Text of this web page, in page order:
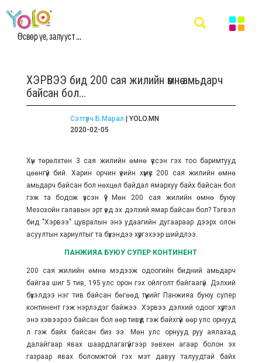
Өсвөр үе, залууст ...
ХЭРВЭЭ бид 200 сая жилийн өмнө амьдарч
байсан бол...
Сэтгүүлч Б.Марал | YOLO.MN
2020-02-05
Хүн төрөлхтөн 3 сая жилийн өмнө үүссэн гэх тоо баримтууд
цөөнгүй бий. Харин орчин үеийн хүмүүс 200 сая жилийн өмнө
амьдарч байсан бол нөхцөл байдал ямархуу байх байсан бол
гэж та бодож үзсэн үү? Мөн 200 сая жилийн өмнө буюу
Мезозойн галавын эрт үед эх дэлхий ямар байсан бол? Тэгвэл
бид "Хэрвээ" цувралын энэ удаагийн дугаараар дээрх олон
асуултын хариултыг та бүхэндээ хүргэхээр шийдлээ.
ПАНЖИЯА БУЮУ СУПЕР КОНТИНЕНТ
200 сая жилийн өмнө мэдээж одоогийн бидний амьдарч
байгаа шиг 5 тив, 195 улс орон гэх ойлголт байгаагүй. Дэлхий
бүхэлдээ нэг тив байсан бөгөөд түүнийг Панжияа буюу супер
континент гэж нэрлэдэг байжээ. Хэрвээ дэлхий одоог хүртэл
энэ хэвээрээ байсан бол өөр тивүүд гэж байхгүй өөр улс орнууд
л гэж байх байсан биз ээ. Мөн улс орнууд руу аялахад
далайгаар явах шаардлагагүйгээр зөвхөн агаар болон эх
газраар явах боломжтой гэх мэт давуу талуудтай байх